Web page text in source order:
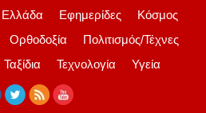
Ελλάδα Εφημερίδες
Κόσμος
Ορθοδοξία
Πολιτισμός/Τέχνες
Ταξίδια Τεχνολογία Υγεία